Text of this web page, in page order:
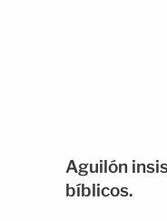
Aguilón
bíblicos.